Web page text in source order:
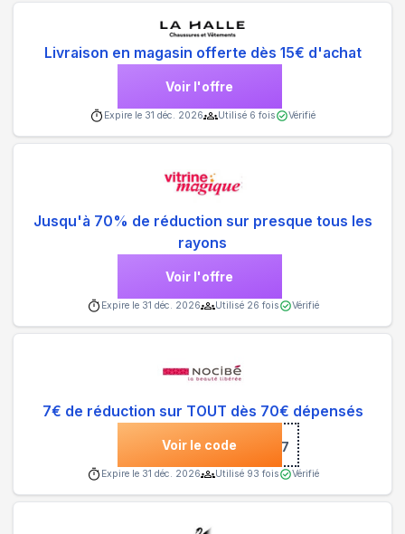
Livraison en magasin offerte dès 15€ d'achat
Voir l'offre
Expire le 31 déc. 2026 Utilisé 6 fois Vérifié
Jusqu'à 70% de réduction sur presque tous les
rayons
Voir l'offre
Expire le 31 déc. 2026 Utilisé 26 fois Vérifié
7€ de réduction sur TOUT dès 70€ dépensés
Voir le code ***697
Expire le 31 déc. 2026 Utilisé 93 fois Vérifié